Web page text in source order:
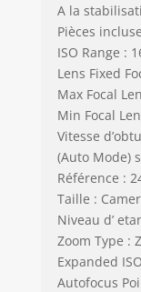
A la
Pièces
ISO Range :
Lens Fixed
Max Focal
Min Focal
Vitesse
(Auto Mode)
Référence :
Taille :
Niveau d’
Zoom Type :
Expanded
Autofocus